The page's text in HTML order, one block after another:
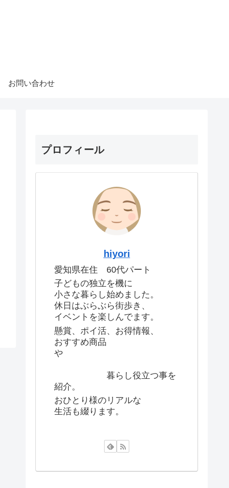
お問い合わせ
プロフィール
hiyori
愛知県在住 60代パート
子どもの独立を機に
小さな暮らし始めました。
休日はぶらぶら街歩き、
イベントを楽しんでます。
懸賞、ポイ活、お得情報、
おすすめ商品
や
暮らし役立つ事を
紹介。
おひとり様のリアルな
生活も綴ります。